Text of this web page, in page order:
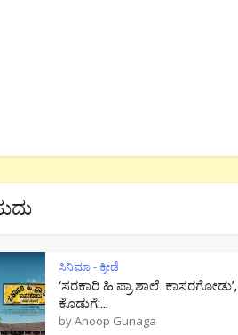
ಸಿನಿಮಾ - ಕ್ರೀಡೆ
‘ಸರಕಾರಿ ಹಿ.ಪ್ರಾ.ಶಾಲೆ. ಕಾಸರಗೋಡು’,
ಕೊಡುಗೆ:...
byAnoop Gunaga